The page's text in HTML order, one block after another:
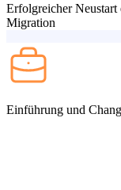
Erfolgreicher Neustart
Migration
Einführung und